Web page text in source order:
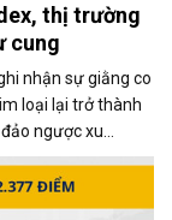
thị trường
cung
nhận sự giằng co
loại lại trở thành
ngược xu
điểm tại thời